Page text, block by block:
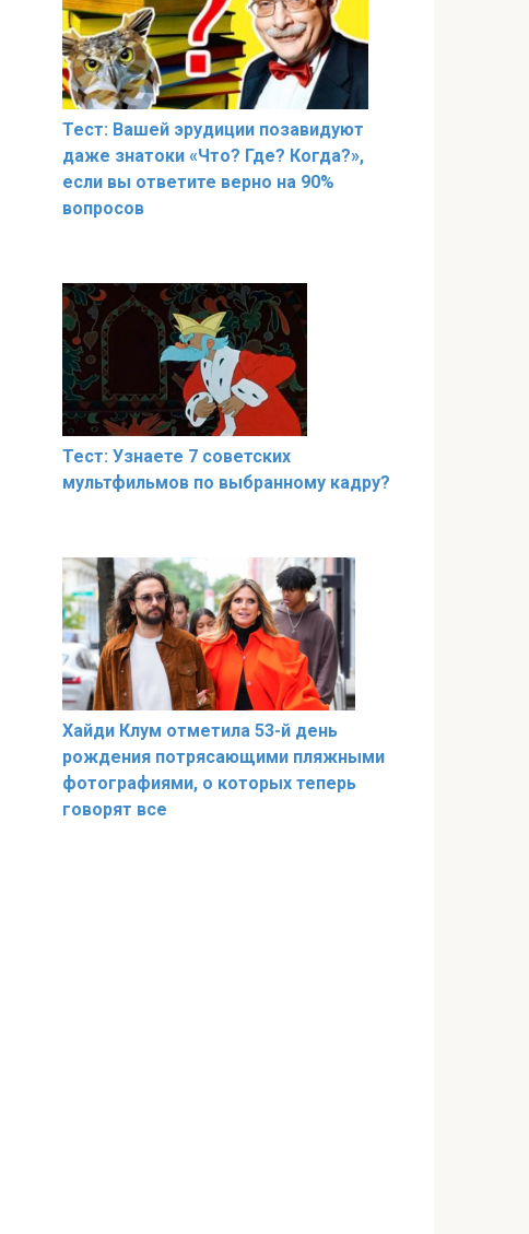
Тест: Вашей эрудиции позавидуют
даже знатоки «Что? Где? Когда?»,
если вы ответите верно на 90%
вопросов
Тест: Узнаете 7 советских
мультфильмов по выбранному кадру?
Хайди Клум отметила 53-й день
рождения потрясающими пляжными
фотографиями, о которых теперь
говорят все